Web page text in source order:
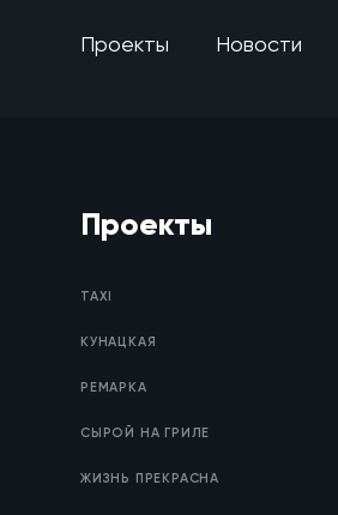
Проекты Новости
Проекты
TAXI
КУНАЦКАЯ
РЕМАРКА
СЫРОЙ НА ГРИЛЕ
ЖИЗНЬ ПРЕКРАСНА